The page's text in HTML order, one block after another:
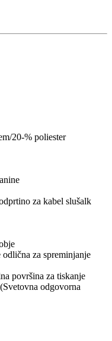
20-% poliester
za kabel slušalk
za spreminjanje
površina za tiskanje
odgovorna